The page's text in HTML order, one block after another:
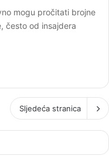
mogu pročitati brojne
često od insajdera
Sljedeća stranica